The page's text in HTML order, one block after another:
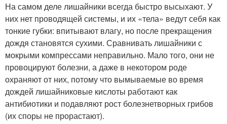
На самом деле лишайники всегда быстро высыхают. У
них нет проводящей системы, и их «тела» ведут себя как
тонкие губки: впитывают влагу, но после прекращения
дождя становятся сухими. Сравнивать лишайники с
мокрыми компрессами неправильно. Мало того, они не
провоцируют болезни, а даже в некотором роде
охраняют от них, потому что вымываемые во время
дождей лишайниковые кислоты работают как
антибиотики и подавляют рост болезнетворных грибов
(их споры не прорастают).